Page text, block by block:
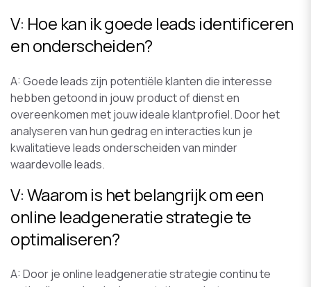
V: Hoe kan ik goede leads identificeren
en onderscheiden?
A: Goede leads zijn potentiële klanten die interesse
hebben getoond in jouw product of dienst en
overeenkomen met jouw ideale klantprofiel. Door het
analyseren van hun gedrag en interacties kun je
kwalitatieve leads onderscheiden van minder
waardevolle leads.
V: Waarom is het belangrijk om een
online leadgeneratie strategie te
optimaliseren?
A: Door je online leadgeneratie strategie continu te